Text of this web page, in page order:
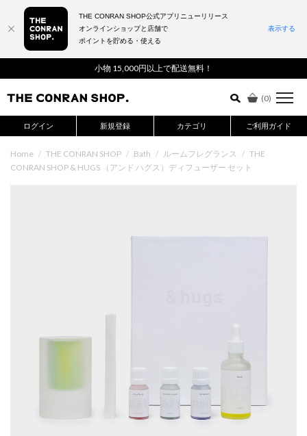
小物 15,000円以上で配送無料！
(0)
ログイン 新規登録 カテゴリ ご利用ガイド
詳細検索はこちら
Home / THE CONRAN SHOP / Bath / ルームフレグランス / THE
CONRAN SHOP & HUGS （アンド ハグス）ディフューザー セット
THE CONRAN SHOP公式アプリニューリリース
オンラインショップと店舗で
ポイントを貯める・使える
表示する